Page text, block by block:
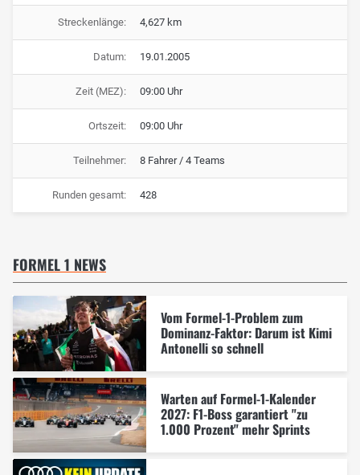
Streckenlänge: 4,627 km
Datum: 19.01.2005
Zeit (MEZ): 09:00 Uhr
Ortszeit: 09:00 Uhr
Teilnehmer: 8 Fahrer / 4 Teams
Runden gesamt: 428
FORMEL 1 NEWS
Vom Formel-1-Problem zum
Dominanz-Faktor: Darum ist Kimi
Antonelli so schnell
Warten auf Formel-1-Kalender
2027: F1-Boss garantiert "zu
1.000 Prozent" mehr Sprints